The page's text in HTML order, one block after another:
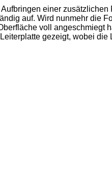
einer
auf. Wird nunmehr die
voll angeschmiegt
gezeigt, wobei